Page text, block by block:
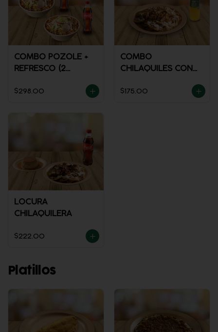
COMBO POZOLE +
REFRESCO (2
$298.00
COMBO
CHILAQUILES CON
NARANJA
$175.00
LOCURA
CHILAQUILERA
$222.00
Platillos